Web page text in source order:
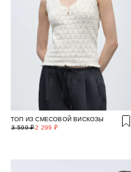
ТОП ИЗ СМЕСОВОЙ ВИСКОЗЫ
2 299 ₽
3 599 ₽